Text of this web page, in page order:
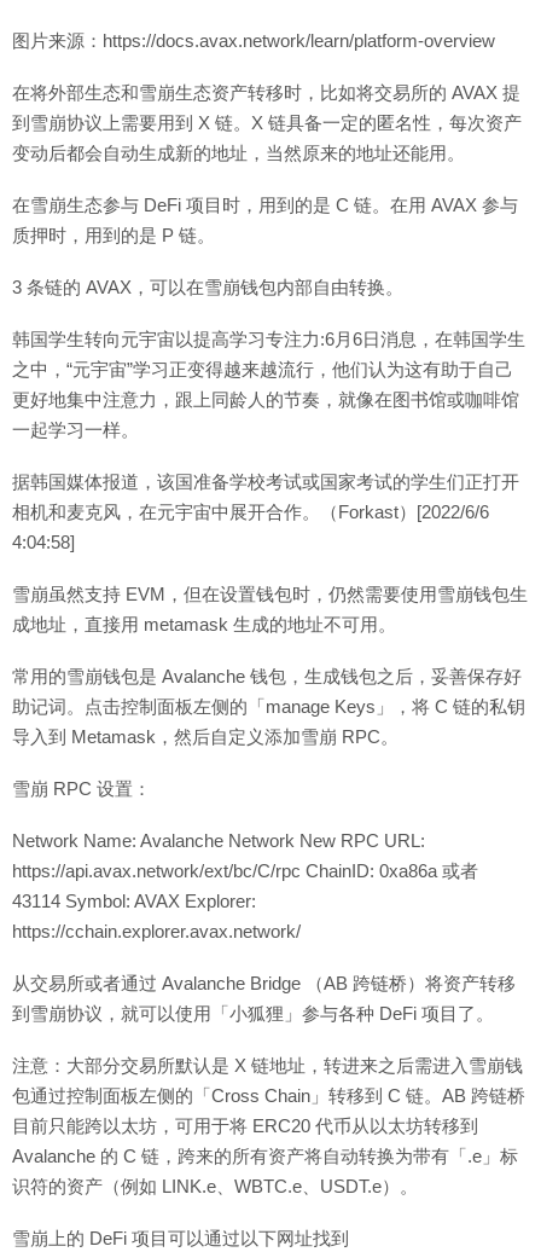
图片来源：https://docs.avax.network/learn/platform-overview
在将外部生态和雪崩生态资产转移时，比如将交易所的 AVAX 提
到雪崩协议上需要用到 X 链。X 链具备一定的匿名性，每次资产
变动后都会自动生成新的地址，当然原来的地址还能用。
在雪崩生态参与 DeFi 项目时，用到的是 C 链。在用 AVAX 参与
质押时，用到的是 P 链。
3 条链的 AVAX，可以在雪崩钱包内部自由转换。
韩国学生转向元宇宙以提高学习专注力:6月6日消息，在韩国学生
之中，“元宇宙”学习正变得越来越流行，他们认为这有助于自己
更好地集中注意力，跟上同龄人的节奏，就像在图书馆或咖啡馆
一起学习一样。
据韩国媒体报道，该国准备学校考试或国家考试的学生们正打开
相机和麦克风，在元宇宙中展开合作。（Forkast）[2022/6/6
4:04:58]
雪崩虽然支持 EVM，但在设置钱包时，仍然需要使用雪崩钱包生
成地址，直接用 metamask 生成的地址不可用。
常用的雪崩钱包是 Avalanche 钱包，生成钱包之后，妥善保存好
助记词。点击控制面板左侧的「manage Keys」，将 C 链的私钥
导入到 Metamask，然后自定义添加雪崩 RPC。
雪崩 RPC 设置：
Network Name: Avalanche Network New RPC URL:
https://api.avax.network/ext/bc/C/rpc ChainID: 0xa86a 或者
43114 Symbol: AVAX Explorer:
https://cchain.explorer.avax.network/
从交易所或者通过 Avalanche Bridge （AB 跨链桥）将资产转移
到雪崩协议，就可以使用「小狐狸」参与各种 DeFi 项目了。
注意：大部分交易所默认是 X 链地址，转进来之后需进入雪崩钱
包通过控制面板左侧的「Cross Chain」转移到 C 链。AB 跨链桥
目前只能跨以太坊，可用于将 ERC20 代币从以太坊转移到
Avalanche 的 C 链，跨来的所有资产将自动转换为带有「.e」标
识符的资产（例如 LINK.e、WBTC.e、USDT.e）。
雪崩上的 DeFi 项目可以通过以下网址找到